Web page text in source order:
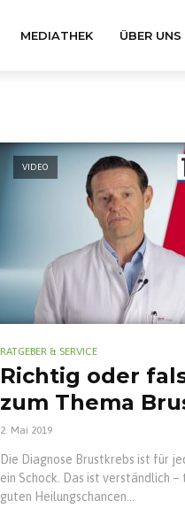
MEDIATHEK ÜBER UNS
VIDEO
RATGEBER & SERVICE
Richtig oder
zum Thema
2. Mai 2019
Die Diagnose Brustkrebs ist für
ein Schock. Das ist verständlich
guten Heilungschancen...